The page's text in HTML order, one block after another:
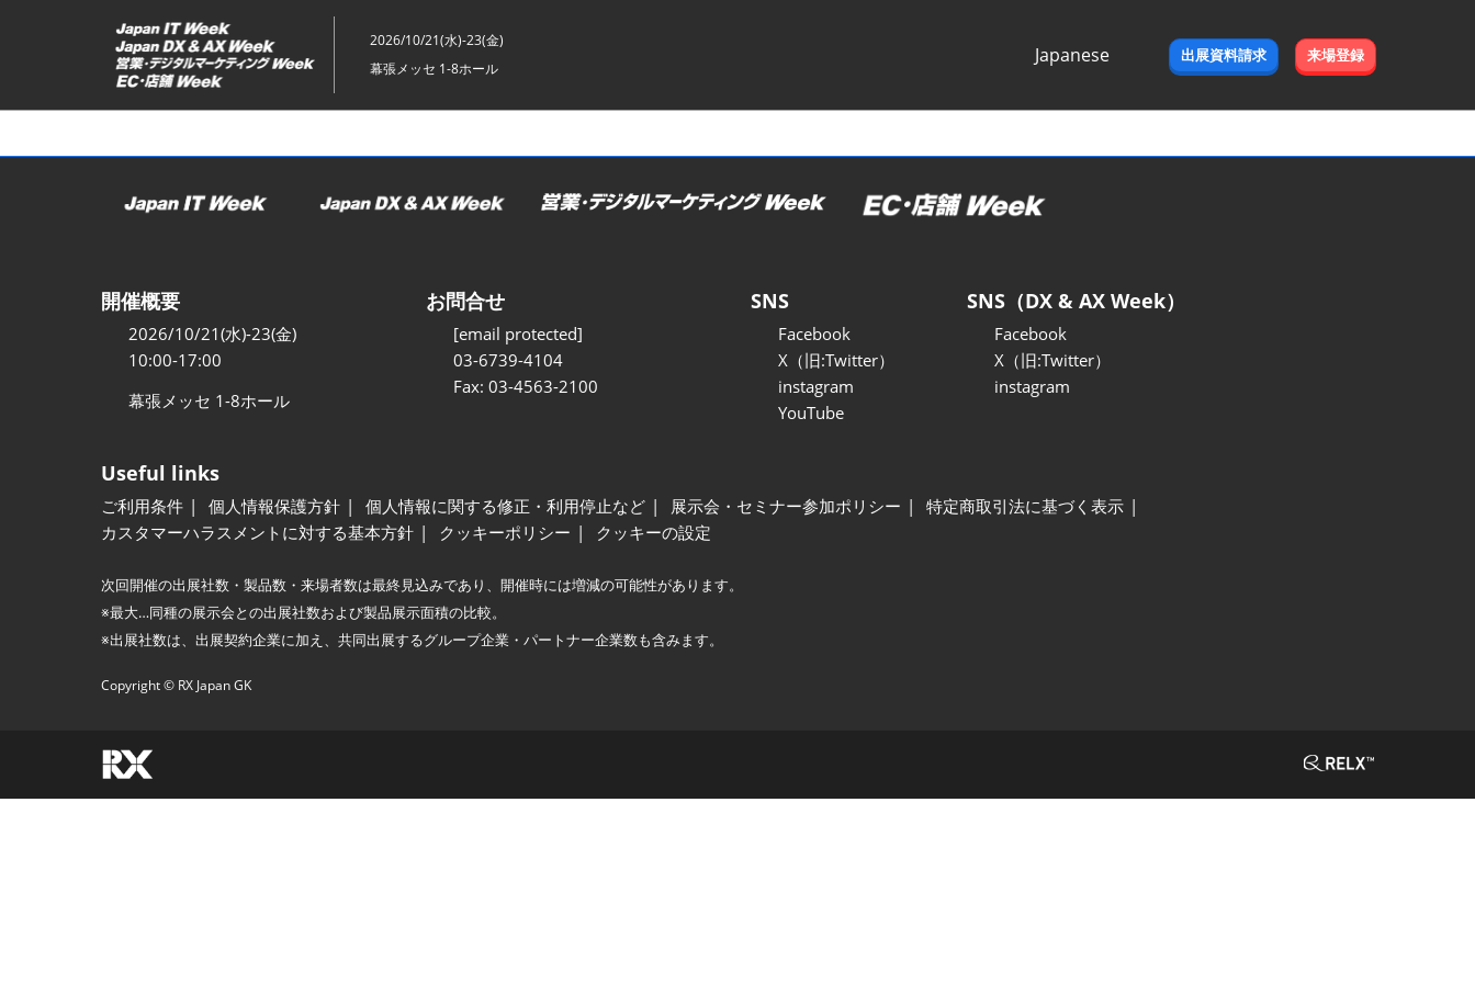
ッ
2026/10/21(水)-23(金)
幕張メッセ 1-8ホール
Japanese
出展資料請求 来場登録
開催概要
2026/10/21(水)-23(金)
10:00-17:00
幕張メッセ 1-8ホール
お問合せ
[email protected]
03-6739-4104
Fax: 03-4563-2100
SNS
Facebook
X（旧:Twitter）
instagram
YouTube
SNS（DX & AX Week）
Facebook
X（旧:Twitter）
instagram
Useful links
ご利用条件 個人情報保護方針 個人情報に関する修正・利用停止など 展示会・セミナー参加ポリシー
特定商取引法に基づく表示
カスタマーハラスメントに対する基本方針
クッキーポリシー クッキーの設定
次回開催の出展社数・製品数・来場者数は最終見込みであり、開催時には増減の可能性があります。
※最大…同種の展示会との出展社数および製品展示面積の比較。
※出展社数は、出展契約企業に加え、共同出展するグループ企業・パートナー企業数も含みます。
Copyright © RX Japan GK